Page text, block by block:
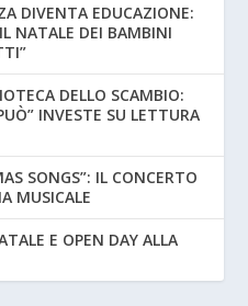
DIVENTA EDUCAZIONE:
NATALE DEI BAMBINI
DELLO SCAMBIO:
INVESTE SU LETTURA
SONGS”: IL CONCERTO
MUSICALE
E OPEN DAY ALLA